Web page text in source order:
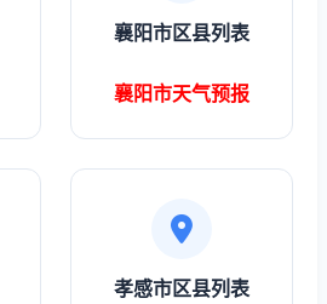
襄阳市区县列表
襄阳市天气预报
孝感市区县列表